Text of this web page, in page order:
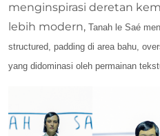
menginspirasi deretan
lebih modern, Tanah le Saé
structured, padding di area bahu,
yang didominasi oleh permainan